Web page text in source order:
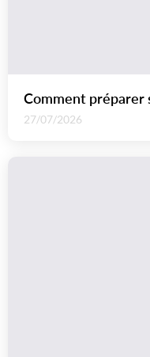
Comment préparer
27/07/2026